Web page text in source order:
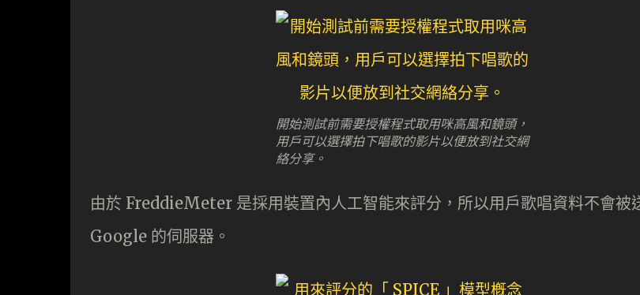
開始測試前需要授權程式取用咪高風和鏡頭，
用戶可以選擇拍下唱歌的影片以便放到社交網
絡分享。
由於 FreddieMeter 是採用裝置內人工智能來評分，所以用戶歌唱資料不會被
Google 的伺服器。